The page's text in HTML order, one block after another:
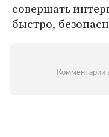
совершать
быстро,
Комментарии